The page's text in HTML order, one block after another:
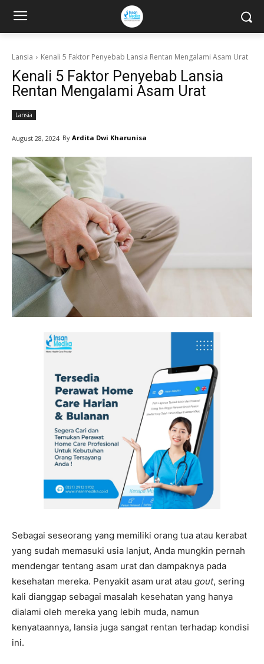
Lansia Kenali 5 Faktor Penyebab Lansia Rentan Mengalami Asam Urat
Kenali 5 Faktor Penyebab Lansia
Rentan Mengalami Asam Urat
Lansia
August 28, 2024 By Ardita Dwi Kharunisa
Sebagai seseorang yang memiliki orang tua atau kerabat
yang sudah memasuki usia lanjut, Anda mungkin pernah
mendengar tentang asam urat dan dampaknya pada
kesehatan mereka. Penyakit asam urat atau gout, sering
kali dianggap sebagai masalah kesehatan yang hanya
dialami oleh mereka yang lebih muda, namun
kenyataannya, lansia juga sangat rentan terhadap kondisi
ini.